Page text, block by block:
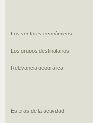
Los sectores económicos
Los grupos destinatarios
Relevancia geográfica
Esferas de la actividad